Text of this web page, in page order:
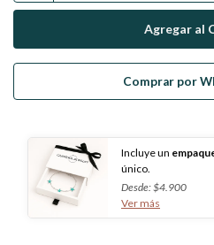
Comprar por
Incluye un
único.
Desde: $4.900
Ver más